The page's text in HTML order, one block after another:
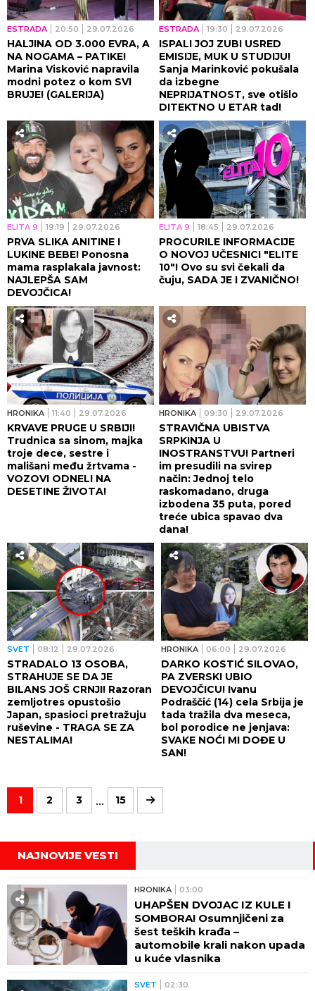
ESTRADA 20:50 29.07.2026
HALJINA OD 3.000 EVRA, A
NA NOGAMA – PATIKE!
Marina Visković napravila
modni potez o kom SVI
BRUJE! (GALERIJA)
ESTRADA 19:30 29.07.2026
ISPALI JOJ ZUBI USRED
EMISIJE, MUK U STUDIJU!
Sanja Marinković pokušala
da izbegne
NEPRIJATNOST, sve otišlo
DITEKTNO U ETAR tad!
ELITA 9 19:19 29.07.2026
PRVA SLIKA ANITINE I
LUKINE BEBE! Ponosna
mama rasplakala javnost:
NAJLEPŠA SAM
DEVOJČICA!
ELITA 9 18:45 29.07.2026
PROCURILE INFORMACIJE
O NOVOJ UČESNICI "ELITE
10"! Ovo su svi čekali da
čuju, SADA JE I ZVANIČNO!
HRONIKA 11:40 29.07.2026
KRVAVE PRUGE U SRBIJI!
Trudnica sa sinom, majka
troje dece, sestre i
mališani među žrtvama -
VOZOVI ODNELI NA
DESETINE ŽIVOTA!
HRONIKA 09:30 29.07.2026
STRAVIČNA UBISTVA
SRPKINJA U
INOSTRANSTVU! Partneri
im presudili na svirep
način: Jednoj telo
raskomadano, druga
izbodena 35 puta, pored
treće ubica spavao dva
dana!
SVET 08:12 29.07.2026
STRADALO 13 OSOBA,
STRAHUJE SE DA JE
BILANS JOŠ CRNJI! Razoran
zemljotres opustošio
Japan, spasioci pretražuju
ruševine - TRAGA SE ZA
NESTALIMA!
HRONIKA 06:00 29.07.2026
DARKO KOSTIĆ SILOVAO,
PA ZVERSKI UBIO
DEVOJČICU! Ivanu
Podraščić (14) cela Srbija je
tada tražila dva meseca,
bol porodice ne jenjava:
SVAKE NOĆI MI DOĐE U
SAN!
1 2 3 ... 15
NAJNOVIJE VESTI
HRONIKA 03:00
UHAPŠEN DVOJAC IZ KULE I
SOMBORA! Osumnjičeni za
šest teških krađa –
automobile krali nakon upada
u kuće vlasnika
SVET 02:30